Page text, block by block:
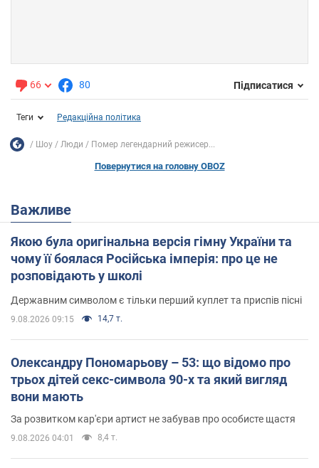
66 80 Підписатися
Теги Редакційна політика
Шоу Люди Помер легендарний режисер...
Повернутися на головну OBOZ
Важливе
Якою була оригінальна версія гімну України та
чому її боялася Російська імперія: про це не
розповідають у школі
Державним символом є тільки перший куплет та приспів пісні
9.08.2026 09:15 14,7 т.
Олександру Пономарьову – 53: що відомо про
трьох дітей секс-символа 90-х та який вигляд
вони мають
За розвитком кар'єри артист не забував про особисте щастя
9.08.2026 04:01 8,4 т.